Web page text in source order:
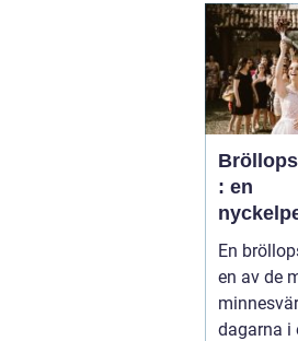
: en
din
se
En
en av de
dagarna i